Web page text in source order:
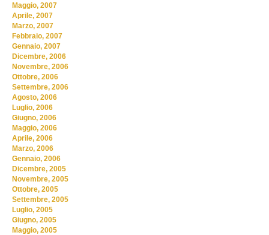
Maggio, 2007
Aprile, 2007
Marzo, 2007
Febbraio, 2007
Gennaio, 2007
Dicembre, 2006
Novembre, 2006
Ottobre, 2006
Settembre, 2006
Agosto, 2006
Luglio, 2006
Giugno, 2006
Maggio, 2006
Aprile, 2006
Marzo, 2006
Gennaio, 2006
Dicembre, 2005
Novembre, 2005
Ottobre, 2005
Settembre, 2005
Luglio, 2005
Giugno, 2005
Maggio, 2005